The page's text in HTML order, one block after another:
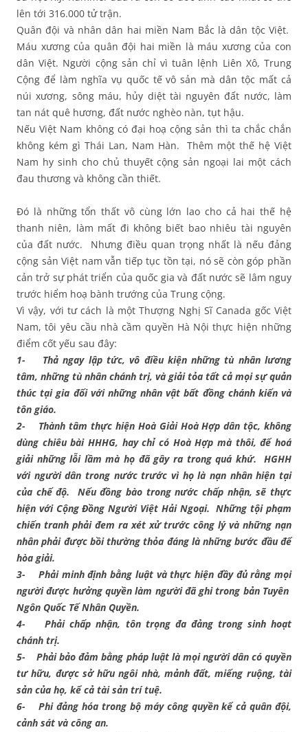
lên tới 316.000 tử trận.
Quân đội và nhân dân hai miền Nam Bắc là dân tộc Việt.
Máu xương của quân đội hai miền là máu xương của con
dân Việt. Người cộng sản chỉ vì tuân lệnh Liên Xô, Trung
Cộng để làm nghĩa vụ quốc tế vô sản mà dân tộc mất cả
núi xương, sông máu, hủy diệt tài nguyên đất nước, làm
tan nát quê hương, đất nước nghèo nàn, tụt hậu.
Nếu Việt Nam không có đại hoạ cộng sản thì ta chắc chắn
không kém gì Thái Lan, Nam Hàn. Thêm một thế hệ Việt
Nam hy sinh cho chủ thuyết cộng sản ngoại lai một cách
đau thương và không cần thiết.
Đó là những tổn thất vô cùng lớn lao cho cả hai thế hệ
thanh niên, làm mất đi không biết bao nhiêu tài nguyên
của đất nước. Nhưng điều quan trọng nhất là nếu đảng
cộng sản Việt nam vẫn tiếp tục tồn tại, nó sẽ còn góp phần
cản trở sự phát triển của quốc gia và đất nước sẽ lâm nguy
trước hiểm hoạ bành trướng của Trung cộng.
Vì vậy, với tư cách là một Thượng Nghị Sĩ Canada gốc Việt
Nam, tôi yêu cầu nhà cầm quyền Hà Nội thực hiện những
điểm cốt yếu sau đây:
1- Thả ngay lập tức, vô điều kiện những tù nhân lương
tâm, những tù nhân chánh trị, và giải tỏa tất cả mọi sự quản
thúc tại gia đối với những nhân vật bất đồng chánh kiến và
tôn giáo.
2- Thành tâm thực hiện Hoà Giải Hoà Hợp dân tộc, không
dùng chiêu bài HHHG, hay chỉ có Hoà Hợp mà thôi, để hoá
giải những lỗi lầm mà họ đã gây ra trong quá khứ. HGHH
với người dân trong nước trước vì họ là nạn nhân hiện tại
của chế độ. Nếu đồng bào trong nước chấp nhận, sẽ thực
hiện với Cộng Đồng Người Việt Hải Ngoại. Những tội phạm
chiến tranh phải đem ra xét xử trước công lý và những nạn
nhân phải được bồi thường thỏa đáng là những bước đầu để
hòa giải.
3- Phải minh định bằng luật và thực hiện đầy đủ rằng mọi
người được hưởng quyền làm người đã ghi trong bản Tuyên
Ngôn Quốc Tế Nhân Quyền.
4- Phải chấp nhận, tôn trọng đa đảng trong sinh hoạt
chánh trị.
5- Phải bảo đảm bằng pháp luật là mọi người dân có quyền
tư hữu, được sở hữu ngôi nhà, mảnh đất, miếng ruộng, tài
sản của họ, kể cả tài sản trí tuệ.
6- Phi đảng hóa trong bộ máy công quyền kể cả quân đội,
cảnh sát và công an.